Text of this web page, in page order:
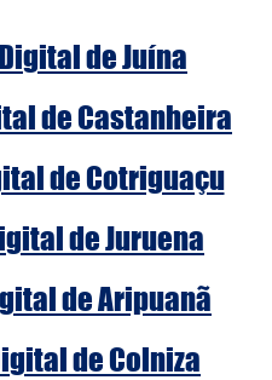
de Juína
de Castanheira
de Cotriguaçu
de Juruena
de Aripuanã
de Colniza